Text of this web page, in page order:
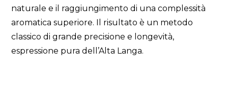
naturale e il raggiungimento di una complessità
aromatica superiore. Il risultato è un metodo
classico di grande precisione e longevità,
espressione pura dell’Alta Langa.